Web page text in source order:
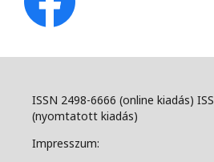
ISSN 2498-6666 (online kiadás)
(nyomtatott kiadás)
Impresszum: